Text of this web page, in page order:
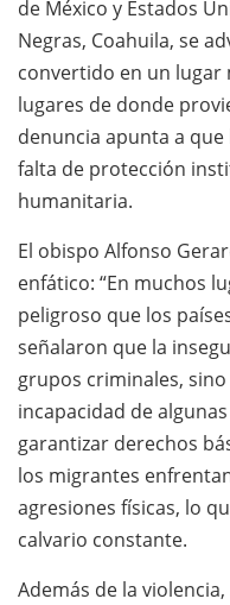
de México y Estados
Negras, Coahuila, se
convertido en un lugar
lugares de donde
denuncia apunta a
falta de protección
humanitaria.
El obispo Alfonso
enfático: “En muchos
peligroso que los
señalaron que la
grupos criminales,
incapacidad de
garantizar derechos
los migrantes
agresiones físicas, lo
calvario constante.
Además de la